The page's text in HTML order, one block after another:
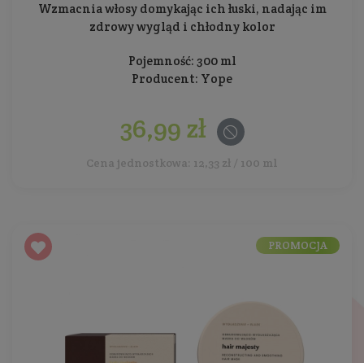
Wzmacnia włosy domykając ich łuski, nadając im
zdrowy wygląd i chłodny kolor
Pojemność: 300 ml
Producent: Yope
36,99 zł
Cena jednostkowa: 12,33 zł / 100 ml
PROMOCJA